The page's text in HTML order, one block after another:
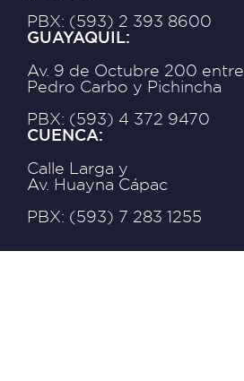
PBX: (593) 2 393 8600
GUAYAQUIL:
Av. 9 de Octubre 200 entre
Pedro Carbo y Pichincha
PBX: (593) 4 372 9470
CUENCA:
Calle Larga y
Av. Huayna Cápac
PBX: (593) 7 283 1255